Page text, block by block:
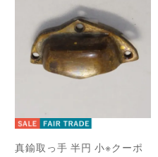
真鍮取っ手 半円 小※クーポ